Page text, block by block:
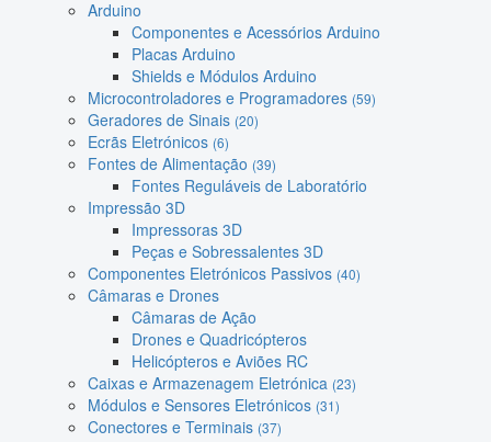
Arduino
Componentes e Acessórios Arduino
Placas Arduino
Shields e Módulos Arduino
Microcontroladores e Programadores (59)
Geradores de Sinais (20)
Ecrãs Eletrónicos (6)
Fontes de Alimentação (39)
Fontes Reguláveis de Laboratório
Impressão 3D
Impressoras 3D
Peças e Sobressalentes 3D
Componentes Eletrónicos Passivos (40)
Câmaras e Drones
Câmaras de Ação
Drones e Quadricópteros
Helicópteros e Aviões RC
Caixas e Armazenagem Eletrónica (23)
Módulos e Sensores Eletrónicos (31)
Conectores e Terminais (37)